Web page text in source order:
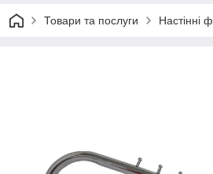
Товари та послуги Настінні